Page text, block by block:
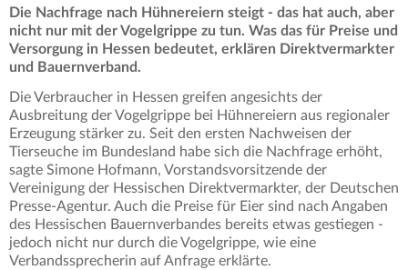
Die Nachfrage nach Hühnereiern steigt - das hat auch, aber
nicht nur mit der Vogelgrippe zu tun. Was das für Preise und
Versorgung in Hessen bedeutet, erklären Direktvermarkter
und Bauernverband.
Die Verbraucher in Hessen greifen angesichts der
Ausbreitung der Vogelgrippe bei Hühnereiern aus regionaler
Erzeugung stärker zu. Seit den ersten Nachweisen der
Tierseuche im Bundesland habe sich die Nachfrage erhöht,
sagte Simone Hofmann, Vorstandsvorsitzende der
Vereinigung der Hessischen Direktvermarkter, der Deutschen
Presse-Agentur. Auch die Preise für Eier sind nach Angaben
des Hessischen Bauernverbandes bereits etwas gestiegen -
jedoch nicht nur durch die Vogelgrippe, wie eine
Verbandssprecherin auf Anfrage erklärte.